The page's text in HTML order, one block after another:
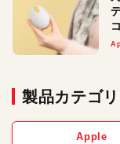
製品カテゴリ
Apple